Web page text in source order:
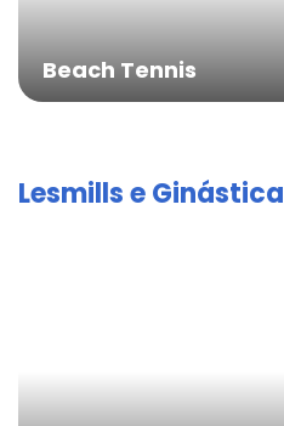
Beach Tennis
Lesmills e Ginástica